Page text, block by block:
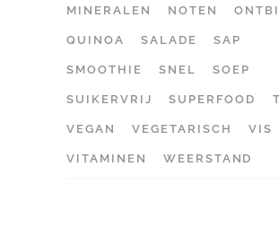
MINERALEN NOTEN
QUINOA SALADE SAP
SMOOTHIE SNEL SOEP
SUIKERVRIJ SUPERFOOD
VEGAN VEGETARISCH VIS
VITAMINEN WEERSTAND